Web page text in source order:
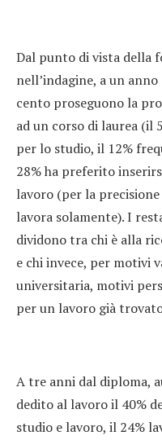
Dal punto di vista della
nell’indagine, a un
cento proseguono la
ad un corso di laurea (il
per lo studio, il 12%
28% ha preferito
lavoro (per la
lavora solamente). I
dividono tra chi è alla
e chi invece, per motivi
universitaria, motivi
per un lavoro già
A tre anni dal diploma,
dedito al lavoro il 40%
studio e lavoro, il 24%